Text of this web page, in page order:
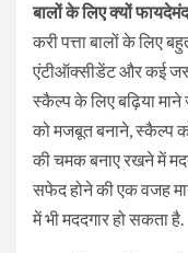
बालों के लिए क्यों फायदेमंद
करी पत्ता बालों के लिए
एंटीऑक्सीडेंट और कई
स्कैल्प के लिए बढ़िया माने
को मजबूत बनाने, स्कैल्प
की चमक बनाए रखने में
सफेद होने की एक वजह
में भी मददगार हो सकता है.